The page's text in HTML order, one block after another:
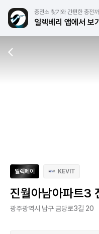
충전소 찾기와 간편한 충전
일렉베리 앱에서 보기
일렉페이 KEVIT
진월아남아파트3
광주광역시 남구 금당로3길 20